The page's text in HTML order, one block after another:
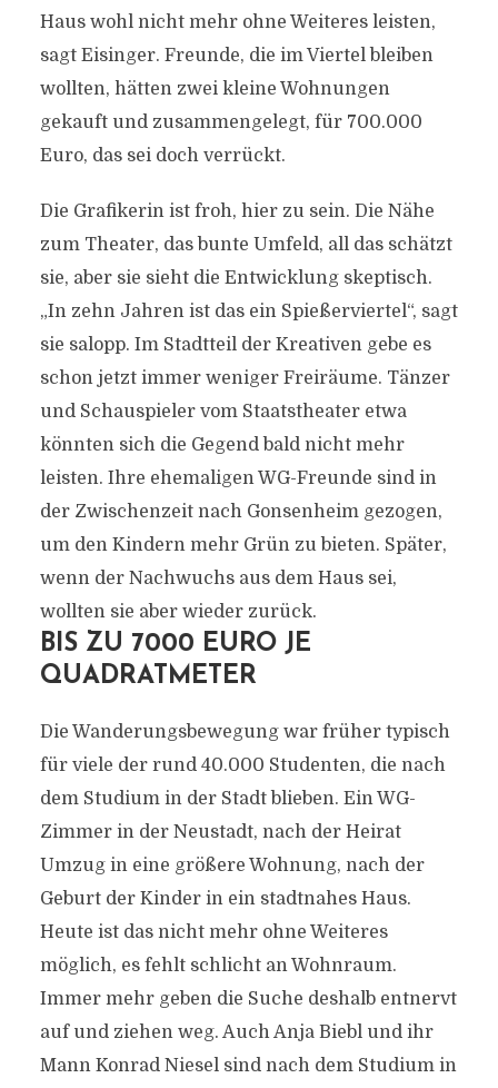
Haus wohl nicht mehr ohne Weiteres leisten,
sagt Eisinger. Freunde, die im Viertel bleiben
wollten, hätten zwei kleine Wohnungen
gekauft und zusammengelegt, für 700.000
Euro, das sei doch verrückt.
Die Grafikerin ist froh, hier zu sein. Die Nähe
zum Theater, das bunte Umfeld, all das schätzt
sie, aber sie sieht die Entwicklung skeptisch.
„In zehn Jahren ist das ein Spießerviertel“, sagt
sie salopp. Im Stadtteil der Kreativen gebe es
schon jetzt immer weniger Freiräume. Tänzer
und Schauspieler vom Staatstheater etwa
könnten sich die Gegend bald nicht mehr
leisten. Ihre ehemaligen WG-Freunde sind in
der Zwischenzeit nach Gonsenheim gezogen,
um den Kindern mehr Grün zu bieten. Später,
wenn der Nachwuchs aus dem Haus sei,
wollten sie aber wieder zurück.
BIS ZU 7000 EURO JE
QUADRATMETER
Die Wanderungsbewegung war früher typisch
für viele der rund 40.000 Studenten, die nach
dem Studium in der Stadt blieben. Ein WG-
Zimmer in der Neustadt, nach der Heirat
Umzug in eine größere Wohnung, nach der
Geburt der Kinder in ein stadtnahes Haus.
Heute ist das nicht mehr ohne Weiteres
möglich, es fehlt schlicht an Wohnraum.
Immer mehr geben die Suche deshalb entnervt
auf und ziehen weg. Auch Anja Biebl und ihr
Mann Konrad Niesel sind nach dem Studium in